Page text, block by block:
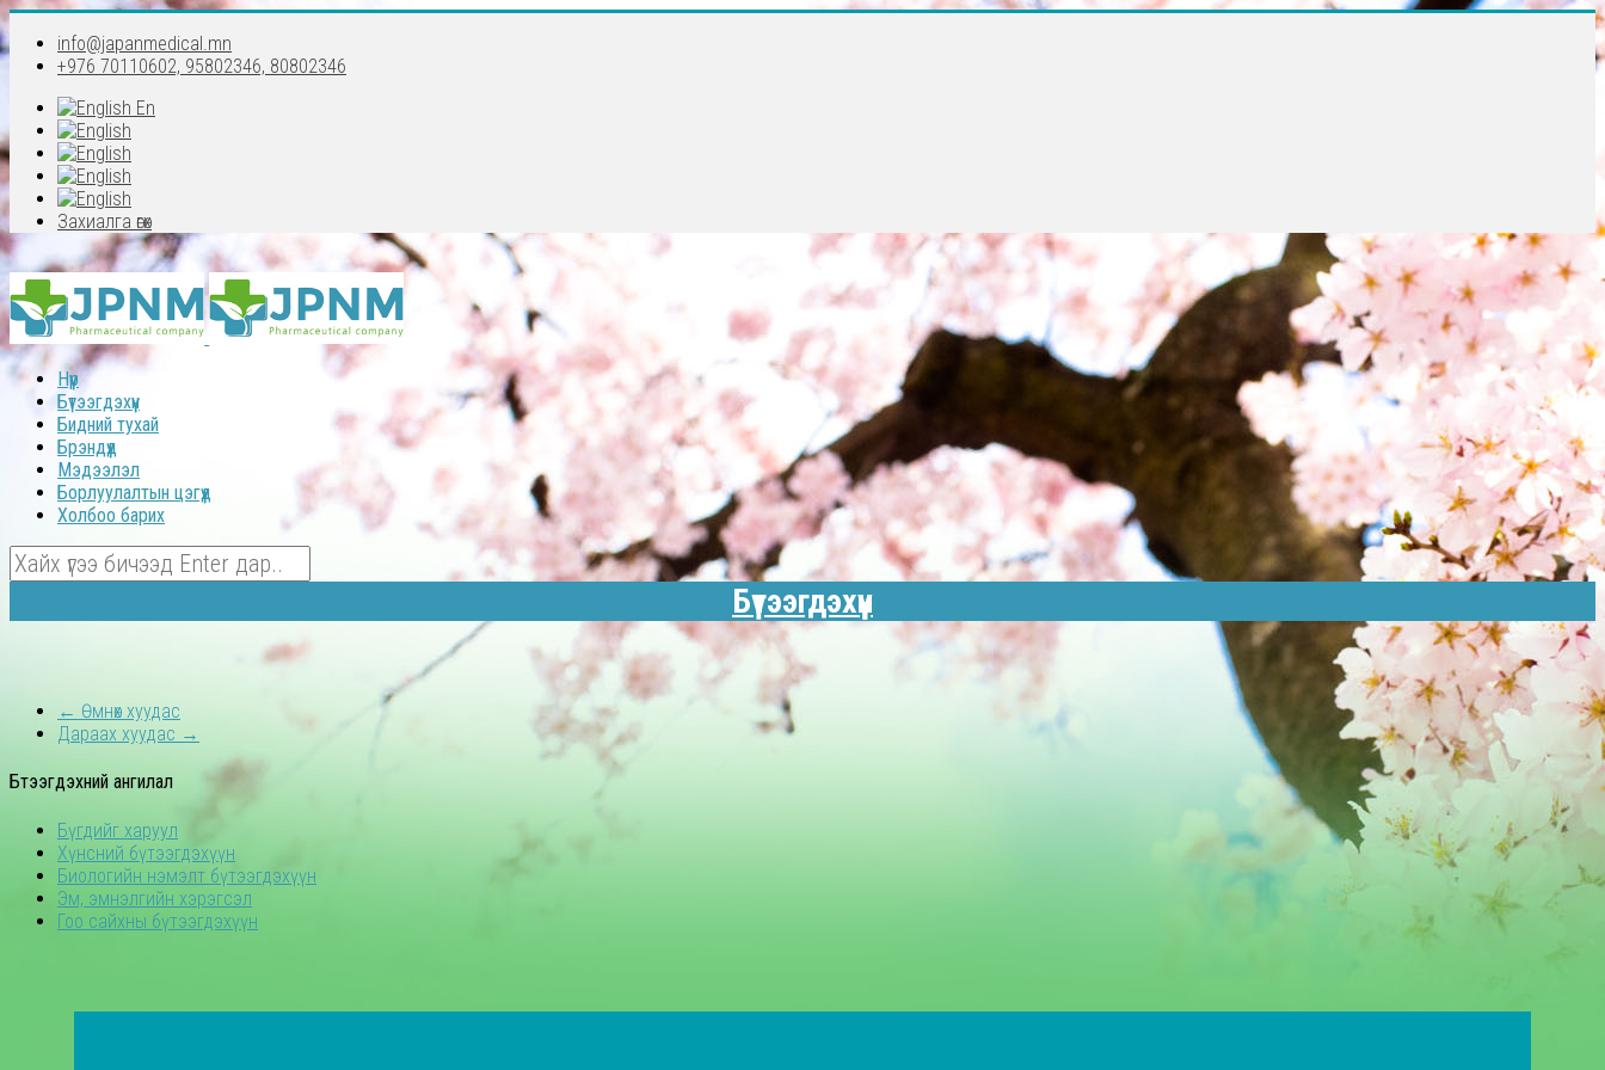
info@japanmedical.mn
+976 70110602, 95802346, 80802346
En
Захиалга өгөх
Нүүр
Бүтээгдэхүүн
Бидний тухай
Брэндүүд
Мэдээлэл
Борлуулалтын цэгүүд
Холбоо барих
Бүтээгдэхүүн
← Өмнөх хуудас
Дараах хуудас →
Бүтээгдэхүүний ангилал
Бүгдийг харуул
Хүнсний бүтээгдэхүүн
Биологийн нэмэлт бүтээгдэхүүн
Эм, эмнэлгийн хэрэгсэл
Гоо сайхны бүтээгдэхүүн